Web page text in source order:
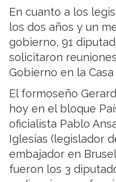
En cuanto a los
los dos años y un
gobierno, 91
solicitaron
Gobierno en la Casa
El formoseño
hoy en el bloque
oficialista Pablo
Iglesias (legislador
embajador en
fueron los 3